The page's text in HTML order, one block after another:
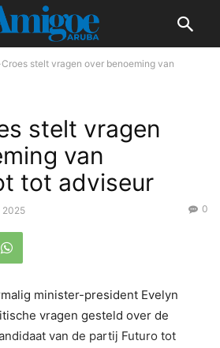
stelt vragen over benoeming van
stelt vragen
van
tot adviseur
2025 0
minister-president Evelyn
vragen gesteld over de
van de partij Futuro tot